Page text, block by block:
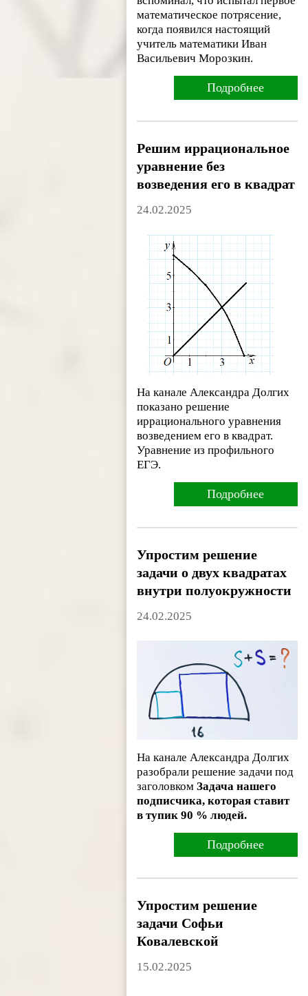
математическое потрясение,
когда появился настоящий
учитель математики Иван
Васильевич Морозкин.
Подробнее
Решим иррациональное
уравнение без
возведения его в квадрат
24.02.2025
На канале Александра Долгих
показано решение
иррационального уравнения
возведением его в квадрат.
Уравнение из профильного
ЕГЭ.
Подробнее
Упростим решение
задачи о двух квадратах
внутри полуокружности
24.02.2025
На канале Александра Долгих
разобрали решение задачи под
заголовкомЗадача нашего
подписчика, которая ставит
в тупик 90 % людей.
Подробнее
Упростим решение
задачи Софьи
Ковалевской
15.02.2025